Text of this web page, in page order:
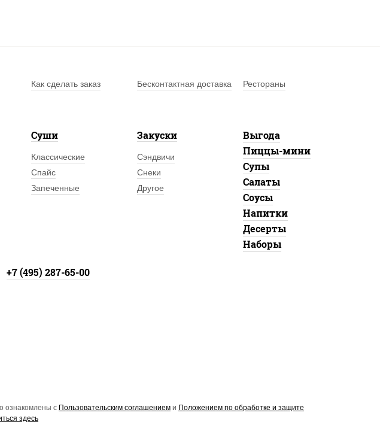
Как сделать заказ Бесконтактная доставка
Рестораны
Суши
Классические
Спайс
Запеченные
Закуски
Сэндвичи
Снеки
Другое
Выгода
Пиццы-мини
Супы
Салаты
Соусы
Напитки
Десерты
Наборы
+7 (495) 287-65-00
ознакомлены с Пользовательским соглашением и Положением по обработке и защите
здесь